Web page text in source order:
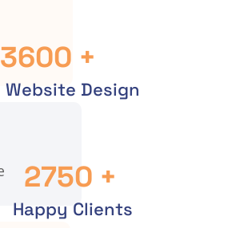
3600 +
Website Design
2750 +
Happy Clients